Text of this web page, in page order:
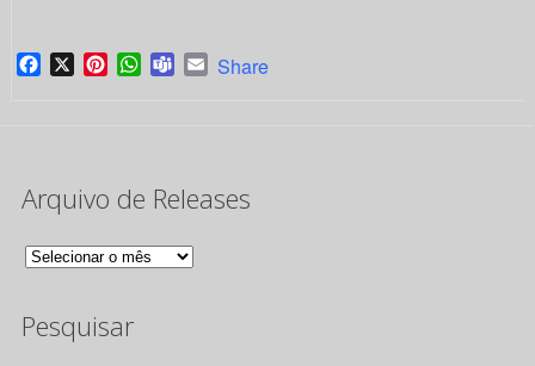
Facebook
X PinterestWhatsApp
TeamsEmail
Share
Arquivo de Releases
Arquivo
Releases
Pesquisar